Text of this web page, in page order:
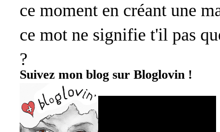
ce moment en créant une
ce mot ne signifie t'il pas
?
Suivez mon blog sur Bloglovin !